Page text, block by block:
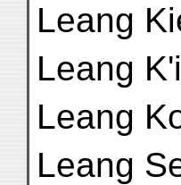
Leang
Leang
Leang
Leang